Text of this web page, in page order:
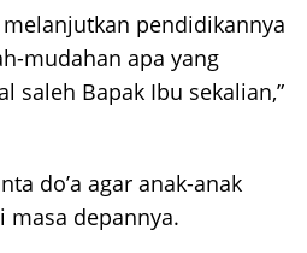
pendidikannya
mudahan apa yang
saleh Bapak Ibu sekalian,”
do’a agar anak-anak
masa depannya.